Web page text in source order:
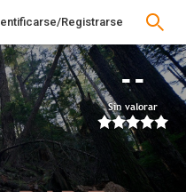
Registrarse
--
Sin valorar